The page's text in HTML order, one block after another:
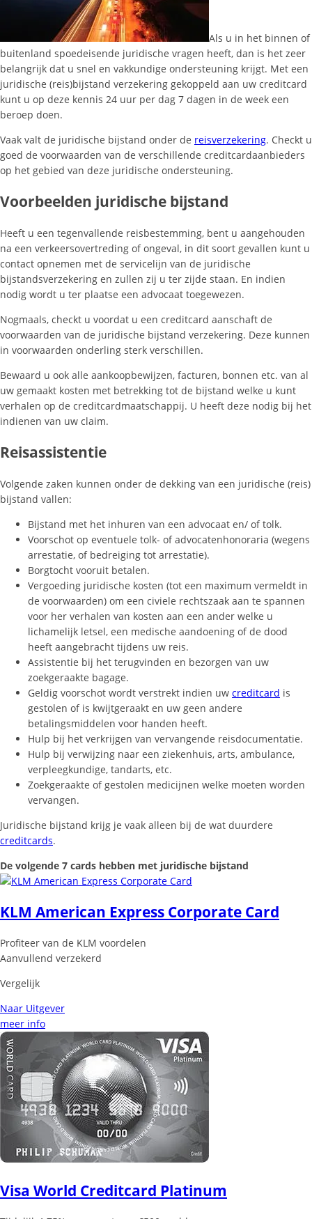
Als u in het binnen of
buitenland spoedeisende juridische vragen heeft, dan is het zeer
belangrijk dat u snel en vakkundige ondersteuning krijgt. Met een
juridische (reis)bijstand verzekering gekoppeld aan uw creditcard
kunt u op deze kennis 24 uur per dag 7 dagen in de week een
beroep doen.
Vaak valt de juridische bijstand onder de reisverzekering. Checkt u
goed de voorwaarden van de verschillende creditcardaanbieders
op het gebied van deze juridische ondersteuning.
Voorbeelden juridische bijstand
Heeft u een tegenvallende reisbestemming, bent u aangehouden
na een verkeersovertreding of ongeval, in dit soort gevallen kunt u
contact opnemen met de servicelijn van de juridische
bijstandsverzekering en zullen zij u ter zijde staan. En indien
nodig wordt u ter plaatse een advocaat toegewezen.
Nogmaals, checkt u voordat u een creditcard aanschaft de
voorwaarden van de juridische bijstand verzekering. Deze kunnen
in voorwaarden onderling sterk verschillen.
Bewaard u ook alle aankoopbewijzen, facturen, bonnen etc. van al
uw gemaakt kosten met betrekking tot de bijstand welke u kunt
verhalen op de creditcardmaatschappij. U heeft deze nodig bij het
indienen van uw claim.
Reisassistentie
Volgende zaken kunnen onder de dekking van een juridische (reis)
bijstand vallen:
Bijstand met het inhuren van een advocaat en/ of tolk.
Voorschot op eventuele tolk- of advocatenhonoraria (wegens
arrestatie, of bedreiging tot arrestatie).
Borgtocht vooruit betalen.
Vergoeding juridische kosten (tot een maximum vermeldt in
de voorwaarden) om een civiele rechtszaak aan te spannen
voor her verhalen van kosten aan een ander welke u
lichamelijk letsel, een medische aandoening of de dood
heeft aangebracht tijdens uw reis.
Assistentie bij het terugvinden en bezorgen van uw
zoekgeraakte bagage.
Geldig voorschot wordt verstrekt indien uw creditcard is
gestolen of is kwijtgeraakt en uw geen andere
betalingsmiddelen voor handen heeft.
Hulp bij het verkrijgen van vervangende reisdocumentatie.
Hulp bij verwijzing naar een ziekenhuis, arts, ambulance,
verpleegkundige, tandarts, etc.
Zoekgeraakte of gestolen medicijnen welke moeten worden
vervangen.
Juridische bijstand krijg je vaak alleen bij de wat duurdere
creditcards.
De volgende 7 cards hebben met juridische bijstand
KLM American Express Corporate Card
Profiteer van de KLM voordelen
Aanvullend verzekerd
Vergelijk
Naar Uitgever
meer info
Visa World Creditcard Platinum